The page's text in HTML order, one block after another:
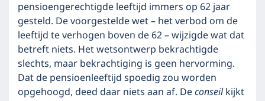
pensioengerechtigde leeftijd immers op 62 jaar
gesteld. De voorgestelde wet – het verbod om de
leeftijd te verhogen boven de 62 – wijzigde wat dat
betreft niets. Het wetsontwerp bekrachtigde
slechts, maar bekrachtiging is geen hervorming.
Dat de pensioenleeftijd spoedig zou worden
opgehoogd, deed daar niets aan af. Deconseilkijkt